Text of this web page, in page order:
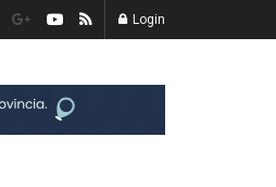
Login